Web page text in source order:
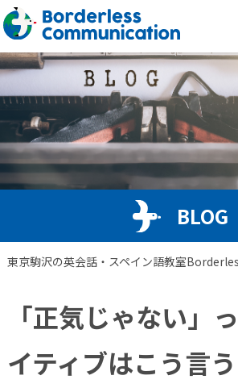
BLOG
東京駒沢の英会話・スペイン語教室
「正気じゃない」
イティブはこう言